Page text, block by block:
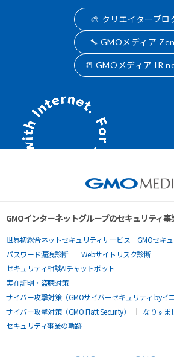
🎨 クリエイターブロ
🔧 GMOメディア
📒 GMOメディア IR
GMOインターネットグループのセキュリティ
世界初総合ネットセキュリティサービス「GMOセキュ
パスワード漏洩診断
Webサイトリスク診断
セキュリティ相談AIチャットボット
実在証明・盗聴対策
サイバー攻撃対策（GMOサイバーセキュリティ byイエ
サイバー攻撃対策（GMO Flatt Security）
なりすま
セキュリティ事業の軌跡